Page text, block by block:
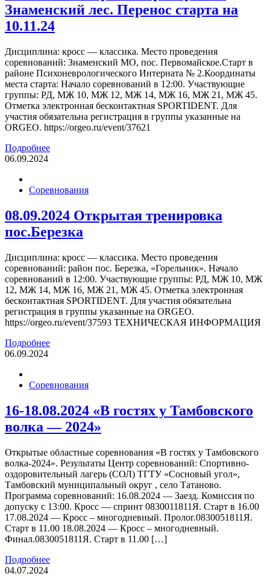
Знаменский лес. Перенос старта на
10.11.24
Дисциплина: кросс — классика. Место проведения
соревнований: Знаменский МО, пос. Первомайское.Старт в
районе Психоневрологического Интерната № 2.Координаты
места старта: Начало соревнований в 12:00. Участвующие
группы: РД, МЖ 10, МЖ 12, МЖ 14, МЖ 16, МЖ 21, МЖ 45.
Отметка электронная бесконтактная SPORTIDENT. Для
участия обязательна регистрация в группы указанные на
ORGEO. https://orgeo.ru/event/37621
Подробнее
06.09.2024
Соревнования
08.09.2024 Открытая тренировка
пос.Березка
Дисциплина: кросс — классика. Место проведения
соревнований: район пос. Березка, «Горельник». Начало
соревнований в 12:00. Участвующие группы: РД, МЖ 10, МЖ
12, МЖ 14, МЖ 16, МЖ 21, МЖ 45. Отметка электронная
бесконтактная SPORTIDENT. Для участия обязательна
регистрация в группы указанные на ORGEO.
https://orgeo.ru/event/37593 ТЕХНИЧЕСКАЯ ИНФОРМАЦИЯ
Подробнее
06.09.2024
Соревнования
16-18.08.2024 «В гостях у Тамбовского
волка — 2024»
Открытые областные соревнования «В гостях у Тамбовского
волка-2024». Результаты Центр соревнований: Спортивно-
оздоровительный лагерь (СОЛ) ТГТУ «Сосновый угол»,
Тамбовский муниципальный округ , село Татаново.
Программа соревнований: 16.08.2024 — Заезд. Комиссия по
допуску с 13:00. Кросс — спринт 0830011811Я. Старт в 16.00
17.08.2024 — Кросс – многодневный. Пролог.0830051811Я.
Старт в 11.00 18.08.2024 — Кросс – многодневный.
Финал.0830051811Я. Старт в 11.00 […]
Подробнее
04.07.2024